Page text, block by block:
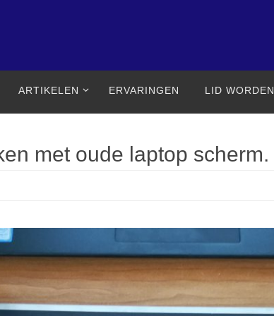
ARTIKELEN ERVARINGEN LID WORDEN
met oude laptop scherm.